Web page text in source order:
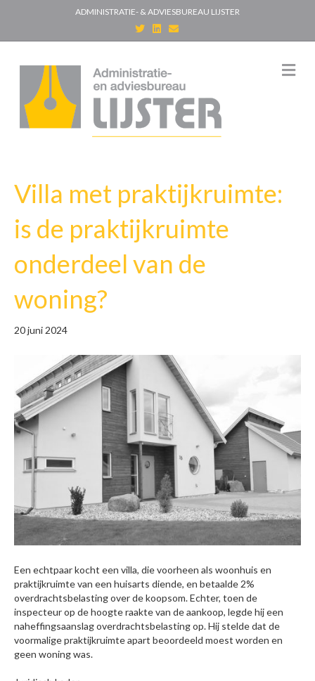
ADMINISTRATIE- & ADVIESBUREAU LIJSTER
T
w
i
e
r
n
d
i
n
E
m
a
M
e
Villa met praktijkruimte:
is de praktijkruimte
onderdeel van de
woning?
20 juni 2024
Een echtpaar kocht een villa, die voorheen als woonhuis en
praktijkruimte van een huisarts diende, en betaalde 2%
overdrachtsbelasting over de koopsom. Echter, toen de
inspecteur op de hoogte raakte van de aankoop, legde hij een
naheffingsaanslag overdrachtsbelasting op. Hij stelde dat de
voormalige praktijkruimte apart beoordeeld moest worden en
geen woning was.